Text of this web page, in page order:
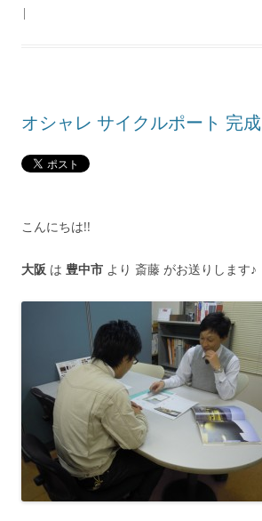
|
オシャレ サイクルポート 完成
こんにちは!!
大阪 は 豊中市 より 斎藤 がお送りします♪